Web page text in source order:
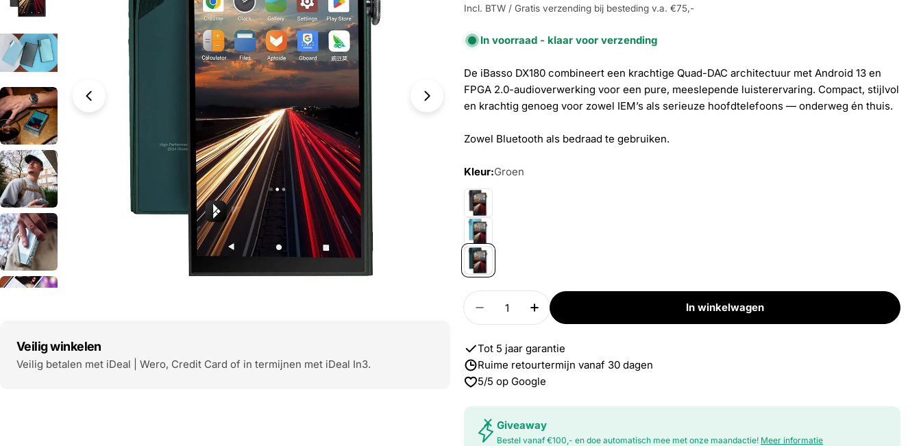
Open media 1 in modal Open media 2 in modal Open media 3
Veilig winkelen
Veilig betalen met iDeal | Wero, Credit Card of in termijnen met iDeal In3.
Incl. BTW / Gratis verzending bij besteding v.a. €75,-
In voorraad - klaar voor verzending
De iBasso DX180 combineert een krachtige Quad-DAC architectuur met Android 13 en
FPGA 2.0-audioverwerking voor een pure, meeslepende luisterervaring. Compact, stijlvol
en krachtig genoeg voor zowel IEM’s als serieuze hoofdtelefoons — onderweg én thuis.
Zowel Bluetooth als bedraad te gebruiken.
Kleur:Groen
Aantal
Verlaag aantal voor DX180
Verhoog aantal voor DX180
In winkelwagen
Tot 5 jaar garantie
Ruime retourtermijn vanaf 30 dagen
5/5 op Google
Giveaway
Bestel vanaf €100,- en doe automatisch mee met onze maandactie! Meer informatie